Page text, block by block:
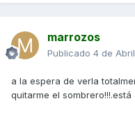
marrozos
Publicado 4 de
a la espera de verla
quitarme el